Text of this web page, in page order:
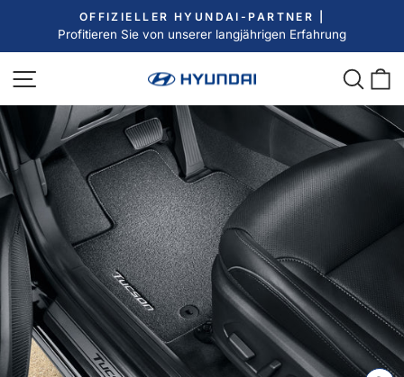
Inhalt
Pause
OFFIZIELLER HYUNDAI-PARTNER |
Profitieren Sie von unserer langjährigen Erfahrung
Seitennavigation